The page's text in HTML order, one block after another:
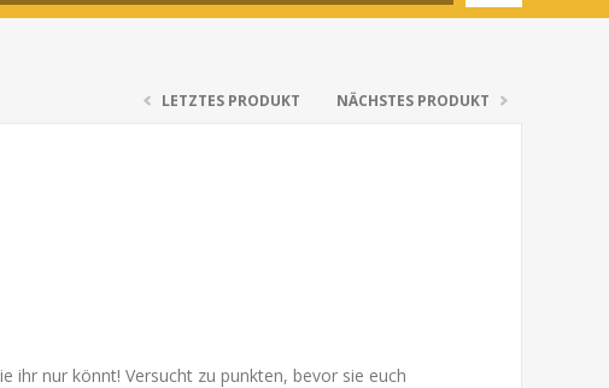
LETZTES PRODUKT NÄCHSTES PRODUKT
ihr nur könnt! Versucht zu punkten, bevor sie euch